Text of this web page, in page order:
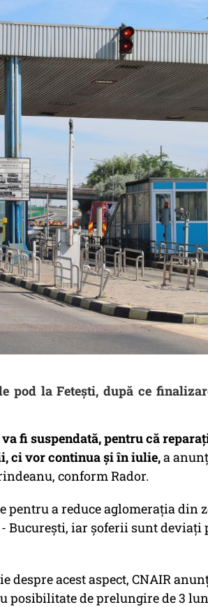
pod la Fetești, după ce
va fi suspendată, pentru că
ci vor continua şi în iulie,a
conform Rador.
pentru a reduce aglomeraţia din
Bucureşti, iar şoferii sunt deviaţi
despre acest aspect, CNAIR
posibilitate de prelungire de 3